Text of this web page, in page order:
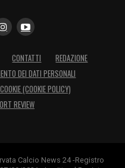
CONTATTI
REDAZIONE
DEI DATI PERSONALI
(COOKIE POLICY)
REVIEW
Calcio News 24 -Registro